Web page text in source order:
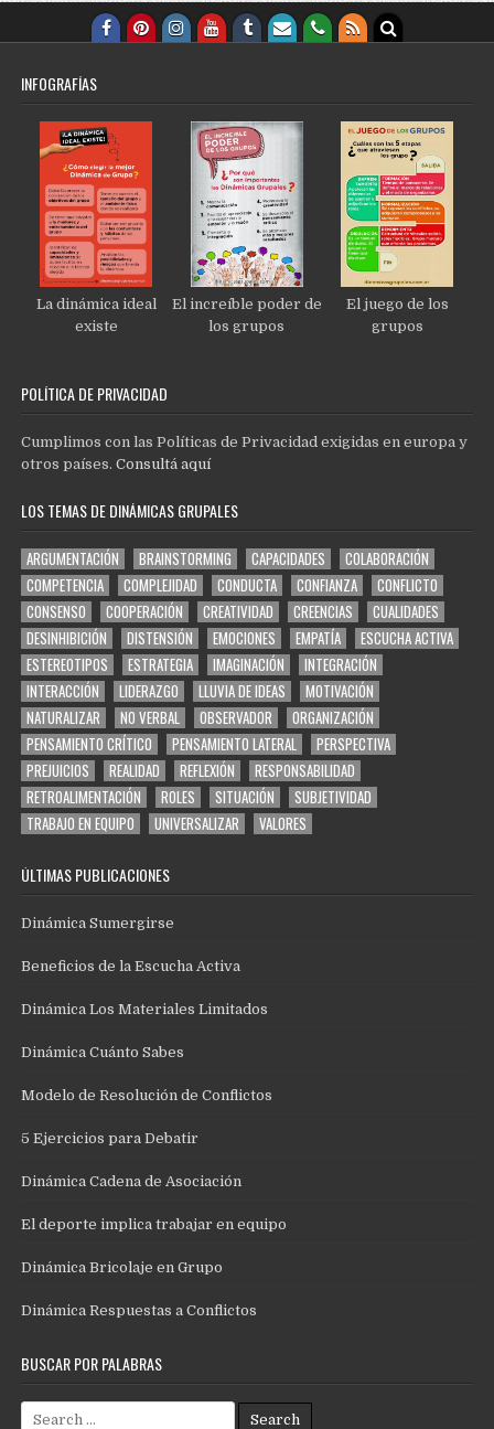
INFOGRAFÍAS
La dinámica ideal
existe
El increíble poder de
los grupos
El juego de los
grupos
POLÍTICA DE PRIVACIDAD
Cumplimos con las Políticas de Privacidad exigidas en europa y
otros países.Consultá aquí
LOS TEMAS DE DINÁMICAS GRUPALES
ARGUMENTACIÓN BRAINSTORMING CAPACIDADES
COLABORACIÓN
COMPETENCIA
COMPLEJIDAD CONDUCTA CONFIANZA
CONFLICTO
CONSENSO
COOPERACIÓN CREATIVIDAD CREENCIAS
CUALIDADES
DESINHIBICIÓN
DISTENSIÓN EMOCIONES EMPATÍA
ESCUCHA ACTIVA
ESTEREOTIPOS
ESTRATEGIA IMAGINACIÓN
INTEGRACIÓN
INTERACCIÓN
LIDERAZGO LLUVIA DE IDEAS
MOTIVACIÓN
NATURALIZAR
NO VERBAL OBSERVADOR
ORGANIZACIÓN
PENSAMIENTO CRÍTICO
PENSAMIENTO LATERAL
PERSPECTIVA
PREJUICIOS
REALIDAD REFLEXIÓN
RESPONSABILIDAD
RETROALIMENTACIÓN
ROLES SITUACIÓN
SUBJETIVIDAD
TRABAJO EN EQUIPO
UNIVERSALIZAR VALORES
ÚLTIMAS PUBLICACIONES
Dinámica Sumergirse
Beneficios de la Escucha Activa
Dinámica Los Materiales Limitados
Dinámica Cuánto Sabes
Modelo de Resolución de Conflictos
5 Ejercicios para Debatir
Dinámica Cadena de Asociación
El deporte implica trabajar en equipo
Dinámica Bricolaje en Grupo
Dinámica Respuestas a Conflictos
BUSCAR POR PALABRAS
Search